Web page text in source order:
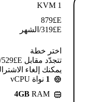
KVM 1
E£
879
E£
319/الشهر
اختر خطة
يمكنك إلغاء
1 نواة vCPU
4GB RAM